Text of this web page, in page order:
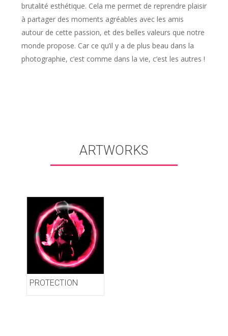
brutalité esthétique. Cela me permet de reprendre plaisir
à partager des moments agréables avec les amis
autour de cette passion, et des belles valeurs que notre
monde propose. Car ce qu’il y a de plus beau dans la
photographie, c’est comme dans la vie, c’est les autres !
ARTWORKS
PROTECTION